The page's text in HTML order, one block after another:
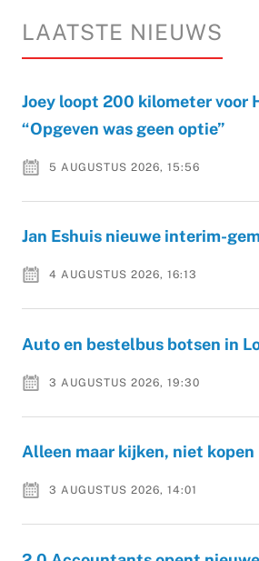
LAATSTE NIEUWS
Joey loopt 200 kilometer voor
“Opgeven was geen optie”
5 AUGUSTUS 2026, 15:56
Jan Eshuis nieuwe interim-
4 AUGUSTUS 2026, 16:13
Auto en bestelbus botsen in
3 AUGUSTUS 2026, 19:30
Alleen maar kijken, niet kopen
3 AUGUSTUS 2026, 14:01